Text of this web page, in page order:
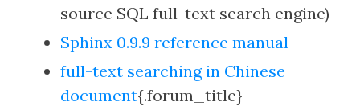
source SQL full-text search engine)
Sphinx 0.9.9 reference manual
full-text searching in Chinese
document{.forum_title}